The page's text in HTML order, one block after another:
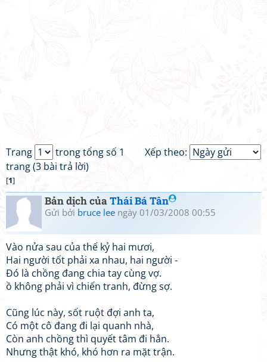
Xếp theo:
Trang
trong tổng số 1
trang (3 bài trả lời)
[1]
Bản dịch củaThái Bá Tân
Gửi bởi bruce lee ngày 01/03/2008 00:55
Vào nửa sau của thế kỷ hai mươi,
Hai người tốt phải xa nhau, hai người -
Đó là chồng đang chia tay cùng vợ.
ồ không phải vì chiến tranh, đừng sợ.
Cũng lúc này, sốt ruột đợi anh ta,
Có một cô đang đi lại quanh nhà,
Còn anh chồng thì quyết tâm đi hẳn.
Nhưng thật khó, khó hơn ra mặt trận.